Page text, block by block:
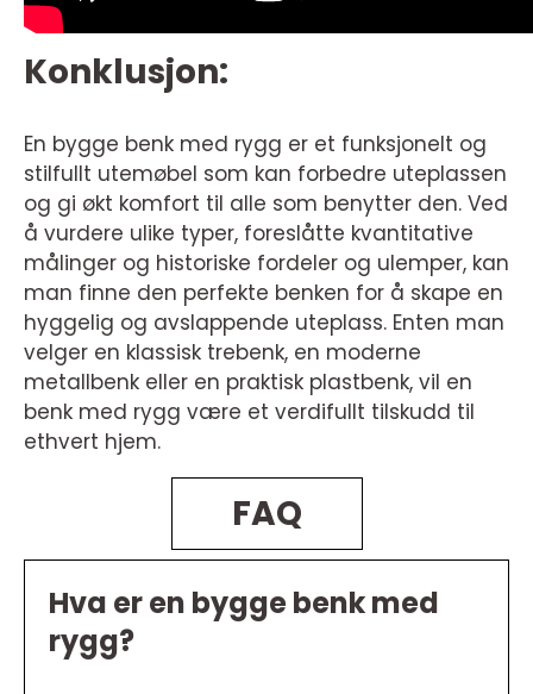
Konklusjon:
En bygge benk med rygg er et funksjonelt og
stilfullt utemøbel som kan forbedre uteplassen
og gi økt komfort til alle som benytter den. Ved
å vurdere ulike typer, foreslåtte kvantitative
målinger og historiske fordeler og ulemper, kan
man finne den perfekte benken for å skape en
hyggelig og avslappende uteplass. Enten man
velger en klassisk trebenk, en moderne
metallbenk eller en praktisk plastbenk, vil en
benk med rygg være et verdifullt tilskudd til
ethvert hjem.
FAQ
Hva er en bygge benk med
rygg?